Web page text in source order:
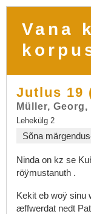
Vana
Jutlus 19
Müller, Georg,
Lehekülg 2
Sõna
Ninda on kz se
röÿmustanuth .
Kekit eb woÿ sinu
æffwerdat nedt